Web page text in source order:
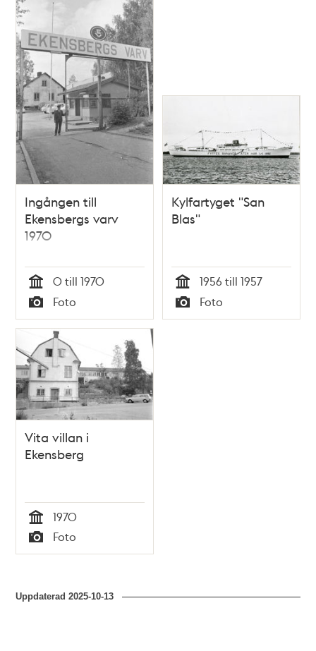
Ingången till
Ekensbergs varv
1970
Tid
0 till 1970
Typ
Foto
Kylfartyget "San
Blas"
Tid
1956 till 1957
Typ
Foto
Vita villan i
Ekensberg
Tid
1970
Typ
Foto
Uppdaterad2025-10-13